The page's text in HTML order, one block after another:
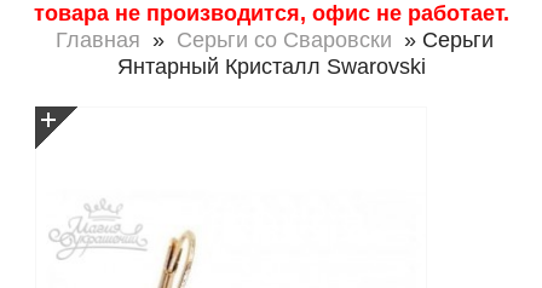
товара не производится, офис не работает.
Главная » Серьги со Сваровски » Серьги
Янтарный Кристалл Swarovski